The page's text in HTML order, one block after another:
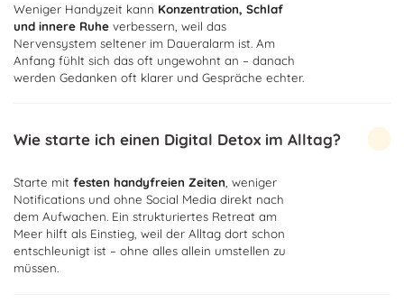
Weniger Handyzeit kann Konzentration, Schlaf
und innere Ruheverbessern, weil das
Nervensystem seltener im Daueralarm ist. Am
Anfang fühlt sich das oft ungewohnt an – danach
werden Gedanken oft klarer und Gespräche echter.
Wie starte ich einen Digital Detox im Alltag?
Starte mit festen handyfreien Zeiten, weniger
Notifications und ohne Social Media direkt nach
dem Aufwachen. Ein strukturiertes Retreat am
Meer hilft als Einstieg, weil der Alltag dort schon
entschleunigt ist – ohne alles allein umstellen zu
müssen.